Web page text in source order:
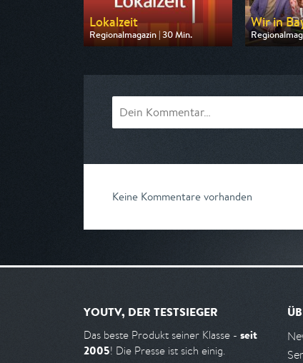
Lokalzeit
Regionalmagazin | 30 Min.
Ausgestrahlt von WDR
Wir in
Ausgestrahlt
Keine Kommentare vorhanden
YOUTV, DER TESTSIEGER
Das beste Produkt seiner Klasse - seit
2005! Die Presse ist sich einig.